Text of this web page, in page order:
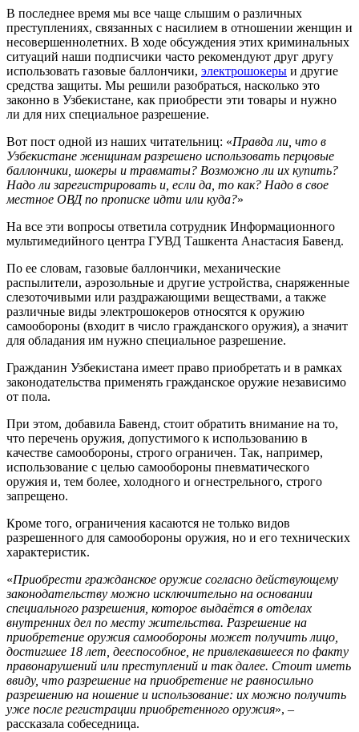
В последнее время мы все чаще слышим о различных
преступлениях, связанных с насилием в отношении женщин и
несовершеннолетних. В ходе обсуждения этих криминальных
ситуаций наши подписчики часто рекомендуют друг другу
использовать газовые баллончики, электрошокеры и другие
средства защиты. Мы решили разобраться, насколько это
законно в Узбекистане, как приобрести эти товары и нужно
ли для них специальное разрешение.
Вот пост одной из наших читательниц: «Правда ли, что в
Узбекистане женщинам разрешено использовать перцовые
баллончики, шокеры и травматы? Возможно ли их купить?
Надо ли зарегистрировать и, если да, то как? Надо в свое
местное ОВД по прописке идти или куда?»
На все эти вопросы ответила сотрудник Информационного
мультимедийного центра ГУВД Ташкента Анастасия Бавенд.
По ее словам, газовые баллончики, механические
распылители, аэрозольные и другие устройства, снаряженные
слезоточивыми или раздражающими веществами, а также
различные виды электрошокеров относятся к оружию
самообороны (входит в число гражданского оружия), а значит
для обладания им нужно специальное разрешение.
Гражданин Узбекистана имеет право приобретать и в рамках
законодательства применять гражданское оружие независимо
от пола.
При этом, добавила Бавенд, стоит обратить внимание на то,
что перечень оружия, допустимого к использованию в
качестве самообороны, строго ограничен. Так, например,
использование с целью самообороны пневматического
оружия и, тем более, холодного и огнестрельного, строго
запрещено.
Кроме того, ограничения касаются не только видов
разрешенного для самообороны оружия, но и его технических
характеристик.
«Приобрести гражданское оружие согласно действующему
законодательству можно исключительно на основании
специального разрешения, которое выдаётся в отделах
внутренних дел по месту жительства. Разрешение на
приобретение оружия самообороны может получить лицо,
достигшее 18 лет, дееспособное, не привлекавшееся по факту
правонарушений или преступлений и так далее. Стоит иметь
ввиду, что разрешение на приобретение не равносильно
разрешению на ношение и использование: их можно получить
уже после регистрации приобретенного оружия», –
рассказала собеседница.